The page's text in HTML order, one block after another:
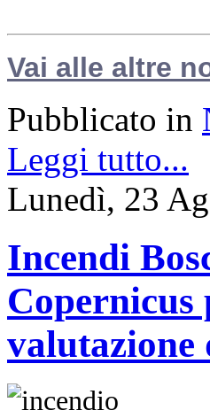
Vai alle altre
Pubblicato in
Leggi tutto...
Lunedì, 23
Incendi
Copernicus
valutazione